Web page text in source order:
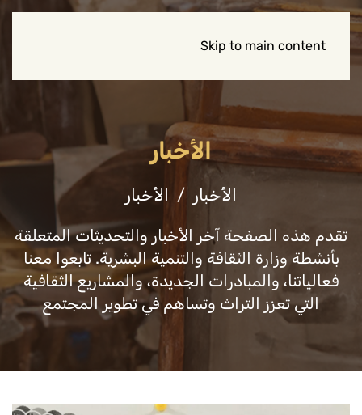
Skip to main content
الأخبار
الأخبار الأخبار
تقدم هذه الصفحة آخر الأخبار والتحديثات المتعلقة
بأنشطة وزارة الثقافة والتنمية البشرية. تابعوا معنا
فعالياتنا، والمبادرات الجديدة، والمشاريع الثقافية
التي تعزز التراث وتساهم في تطوير المجتمع